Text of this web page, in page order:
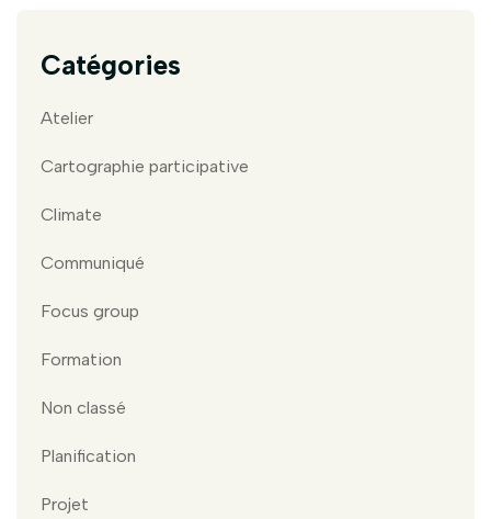
Catégories
Atelier
Cartographie participative
Climate
Communiqué
Focus group
Formation
Non classé
Planification
Projet